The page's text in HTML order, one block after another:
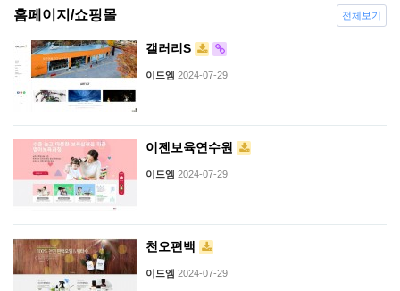
홈페이지/쇼핑몰
갤러리S
이드엠 2024-07-29
이젠보육연수원
이드엠 2024-07-29
천오편백
이드엠 2024-07-29
전체보기